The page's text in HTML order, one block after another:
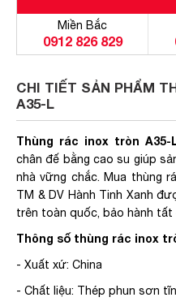
Miền Bắc
0912 826 829
CHI TIẾT SẢN PHẨM
A35-L
Thùng rác inox tròn A35-
chân đế bằng cao su giúp
nhà vững chắc. Mua thùng
TM & DV Hành Tinh Xanh
trên toàn quốc, bảo hành tất
Thông số thùng rác inox
- Xuất xứ: China
- Chất liệu: Thép phun sơn